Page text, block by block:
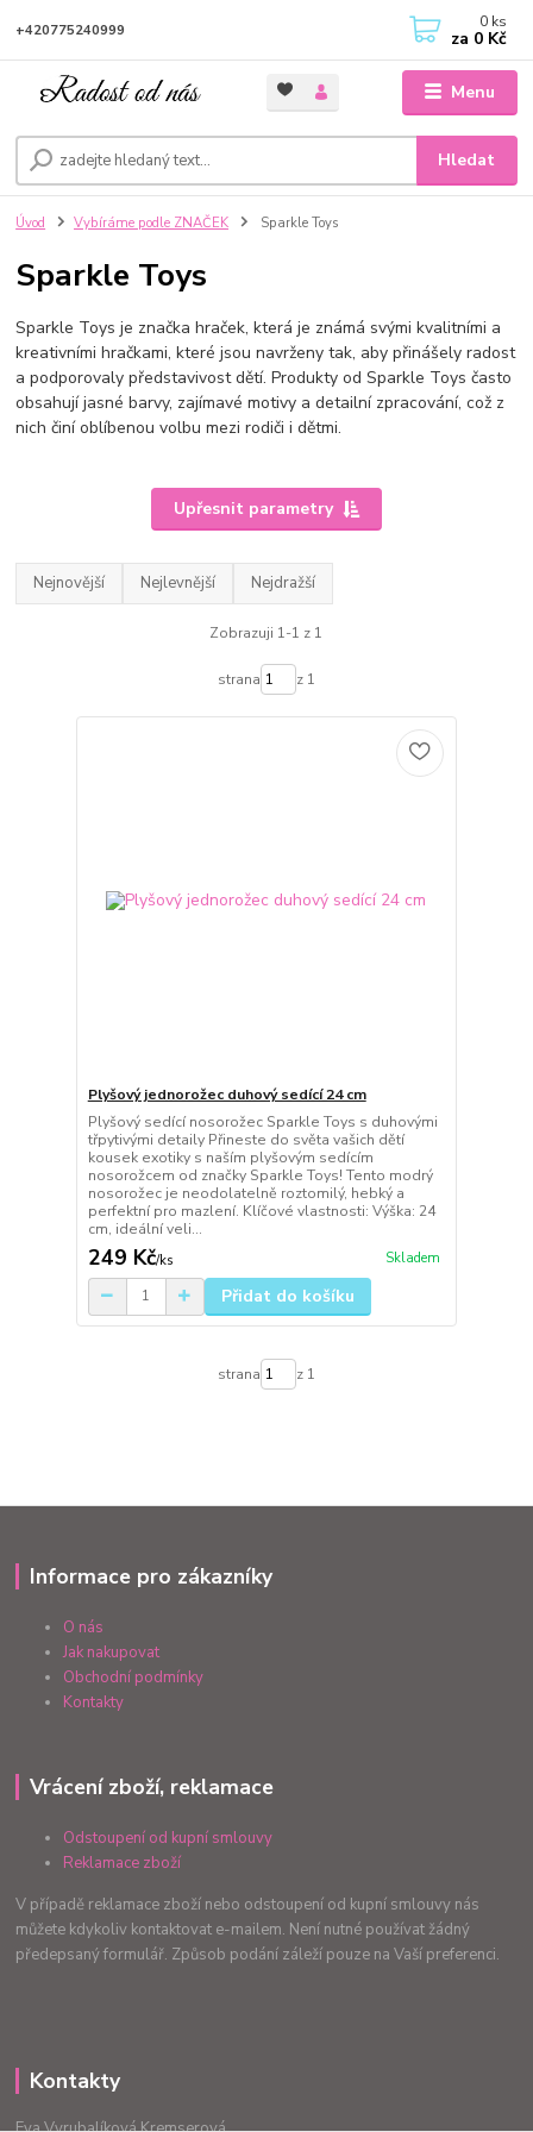
Menu
Hledat
+420775240999 0 ks
za 0 Kč
Úvod Vybíráme podle ZNAČEK Sparkle Toys
Sparkle Toys
Sparkle Toys je značka hraček, která je známá svými kvalitními a
kreativními hračkami, které jsou navrženy tak, aby přinášely radost
a podporovaly představivost dětí. Produkty od Sparkle Toys často
obsahují jasné barvy, zajímavé motivy a detailní zpracování, což z
nich činí oblíbenou volbu mezi rodiči i dětmi.
Upřesnit parametry
Nejnovější Nejlevnější Nejdražší
Zobrazuji 1-1 z 1
strana z 1
Plyšový jednorožec duhový sedící 24 cm
Plyšový sedící nosorožec Sparkle Toys s duhovými
třpytivými detaily Přineste do světa vašich dětí
kousek exotiky s naším plyšovým sedícím
nosorožcem od značky Sparkle Toys! Tento modrý
nosorožec je neodolatelně roztomilý, hebký a
perfektní pro mazlení. Klíčové vlastnosti: Výška: 24
cm, ideální veli...
249 Kč/ks Skladem
Přidat do košíku
strana z 1
Informace pro zákazníky
O nás
Jak nakupovat
Obchodní podmínky
Kontakty
Vrácení zboží, reklamace
Odstoupení od kupní smlouvy
Reklamace zboží
V případě reklamace zboží nebo odstoupení od kupní smlouvy nás
můžete kdykoliv kontaktovat e-mailem. Není nutné používat žádný
předepsaný formulář. Způsob podání záleží pouze na Vaší preferenci.
Kontakty